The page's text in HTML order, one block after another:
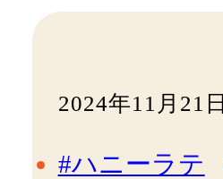
2024年11月21日
#ハニーラテ